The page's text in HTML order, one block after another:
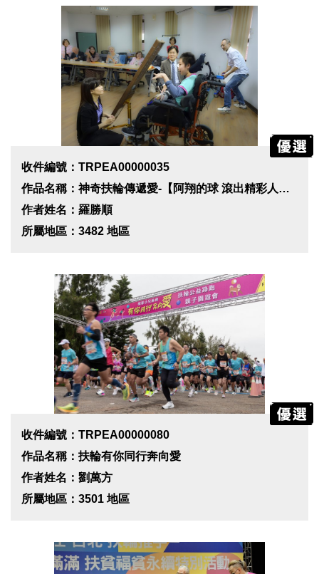
收件編號：TRPEA00000035
作品名稱：神奇扶輪傳遞愛-【阿翔的球 滾出精彩人生】
作者姓名：羅勝順
所屬地區：3482 地區
收件編號：TRPEA00000080
作品名稱：扶輪有你同行奔向愛
作者姓名：劉萬方
所屬地區：3501 地區